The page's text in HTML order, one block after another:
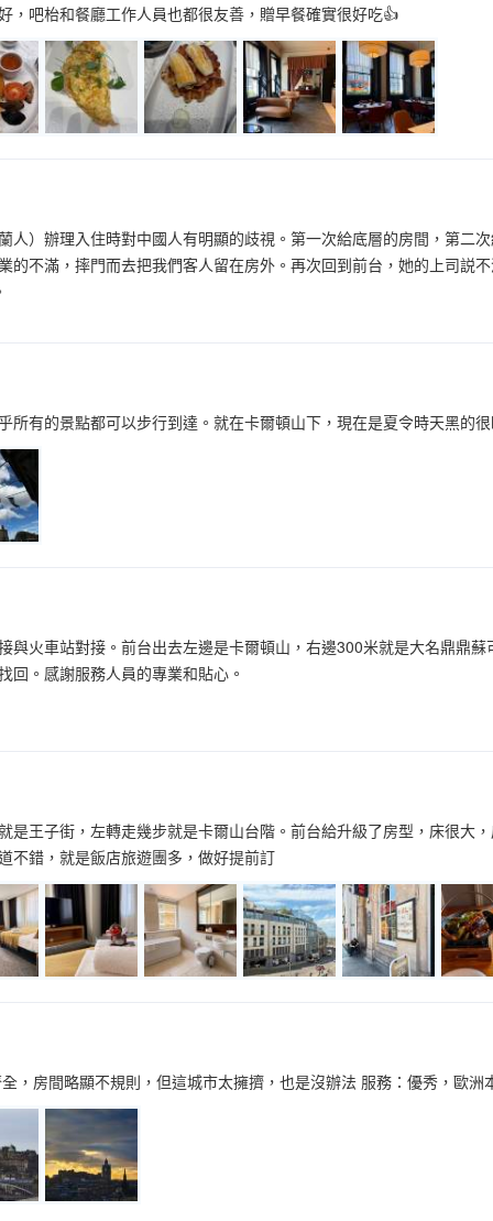
，吧枱和餐廳工作人員也都很友善，贈早餐確實很好吃👍
人）辦理入住時對中國人有明顯的歧視。第一次給底層的房間，第二
的不滿，摔門而去把我們客人留在房外。再次回到前台，她的上司説
所有的景點都可以步行到達。就在卡爾頓山下，現在是夏令時天黑的
與火車站對接。前台出去左邊是卡爾頓山，右邊300米就是大名鼎鼎
回。感謝服務人員的專業和貼心。
是王子街，左轉走幾步就是卡爾山台階。前台給升級了房型，床很大
不錯，就是飯店旅遊團多，做好提前訂
，房間略顯不規則，但這城市太擁擠，也是沒辦法 服務：優秀，歐洲